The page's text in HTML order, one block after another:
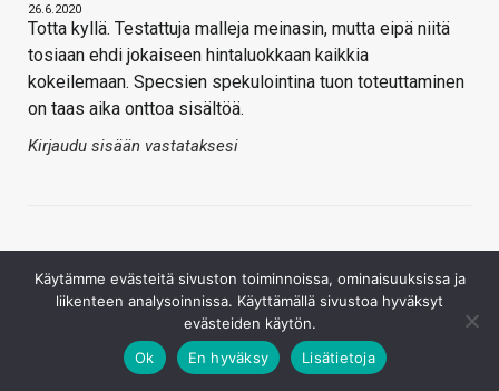
26.6.2020
Totta kyllä. Testattuja malleja meinasin, mutta eipä niitä
tosiaan ehdi jokaiseen hintaluokkaan kaikkia
kokeilemaan. Specsien spekulointina tuon toteuttaminen
on taas aika onttoa sisältöä.
Kirjaudu sisään vastataksesi
Juha Kokkonen
Käytämme evästeitä sivuston toiminnoissa, ominaisuuksissa ja
liikenteen analysoinnissa. Käyttämällä sivustoa hyväksyt
evästeiden käytön.
Ok
En hyväksy Lisätietoja